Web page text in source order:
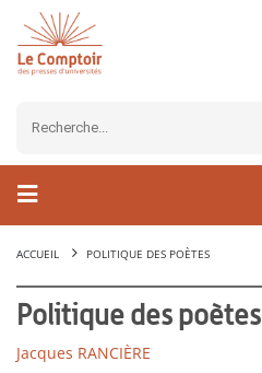
ACCUEIL POLITIQUE DES POÈTES
Politique des poètes
Jacques RANCIÈRE